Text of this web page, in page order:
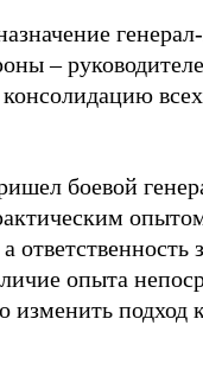
–
боевой
опыта
изменить подход